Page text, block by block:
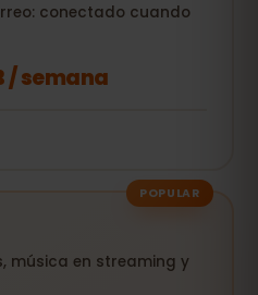
conectado cuando
/ semana
POPULAR
música en streaming y